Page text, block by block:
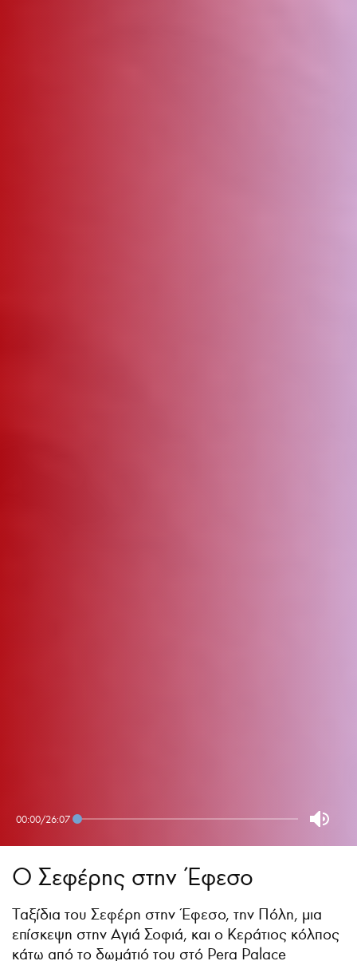
Ο Σεφέρης στην Έφεσο
Ταξίδια του Σεφέρη στην Έφεσο, την Πόλη, μια
επίσκεψη στην Αγιά Σοφιά, και ο Κεράτιος κόλπος
κάτω από το δωμάτιό του στό Pera Palace
00:00/26:07